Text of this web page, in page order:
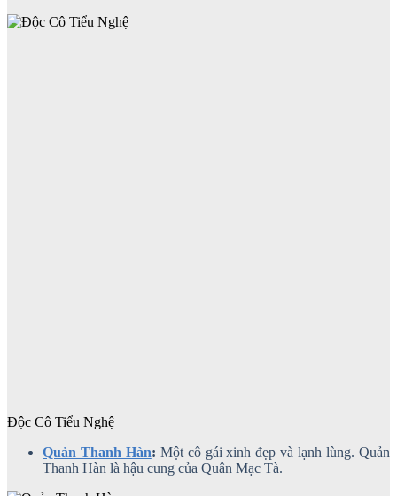
Độc Cô Tiểu Nghệ
Quản Thanh Hàn: Một cô gái xinh đẹp và lạnh lùng. Quản
Thanh Hàn là hậu cung của Quân Mạc Tà.